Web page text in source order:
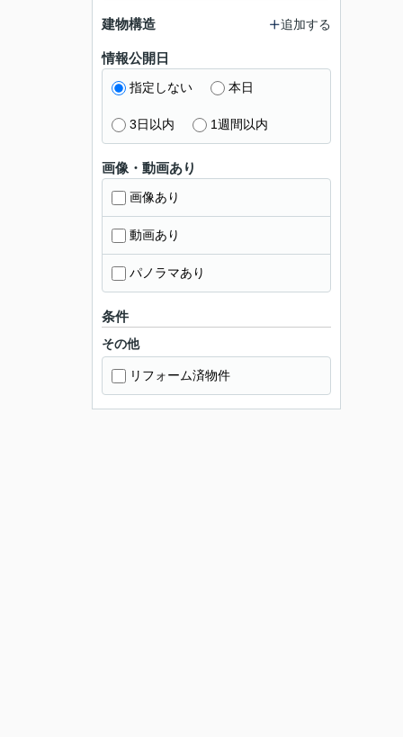
建物構造 追加する
情報公開日
指定しない 本日
3日以内 1週間以内
画像・動画あり
画像あり
動画あり
パノラマあり
条件
その他
リフォーム済物件